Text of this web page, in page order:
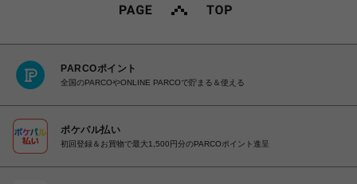
PARCOポイント
全国のPARCOやONLINE PARCOで貯まる＆使える
ポケパル払い
初回登録＆お買物で最大1,500円分のPARCOポイント進呈